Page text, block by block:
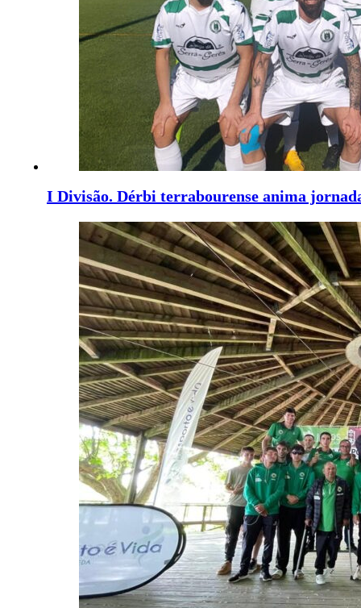
I Divisão. Dérbi terrabourense anima